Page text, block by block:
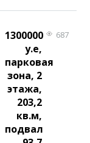
1300000
у.е,
парковая
зона, 2
этажа,
203,2
кв.м,
подвал
687